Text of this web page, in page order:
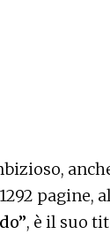
pagine,
, è il suo